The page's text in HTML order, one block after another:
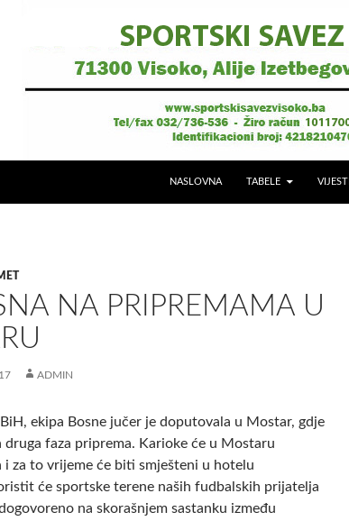
NASLOVNA TABELE VIJESTI
NA PRIPREMAMA U
ADMIN
ekipa Bosne jučer je doputovala u Mostar, gdje
druga faza priprema. Karioke će u Mostaru
i za to vrijeme će biti smješteni u hotelu
će sportske terene naših fudbalskih prijatelja
na skorašnjem sastanku između